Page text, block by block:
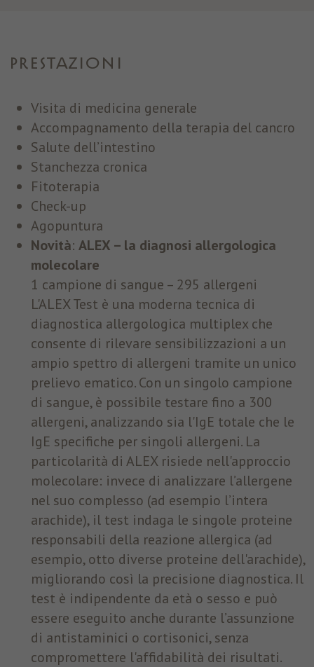
PRESTAZIONI
Visita di medicina generale
Accompagnamento della terapia del cancro
Salute dell’intestino
Stanchezza cronica
Fitoterapia
Check-up
Agopuntura
Novità: ALEX – la diagnosi allergologica
molecolare
1 campione di sangue – 295 allergeni
L'ALEX Test è una moderna tecnica di
diagnostica allergologica multiplex che
consente di rilevare sensibilizzazioni a un
ampio spettro di allergeni tramite un unico
prelievo ematico. Con un singolo campione
di sangue, è possibile testare fino a 300
allergeni, analizzando sia l'IgE totale che le
IgE specifiche per singoli allergeni. La
particolarità di ALEX risiede nell'approccio
molecolare: invece di analizzare l’allergene
nel suo complesso (ad esempio l’intera
arachide), il test indaga le singole proteine
responsabili della reazione allergica (ad
esempio, otto diverse proteine dell'arachide),
migliorando così la precisione diagnostica. Il
test è indipendente da età o sesso e può
essere eseguito anche durante l’assunzione
di antistaminici o cortisonici, senza
compromettere l'affidabilità dei risultati.